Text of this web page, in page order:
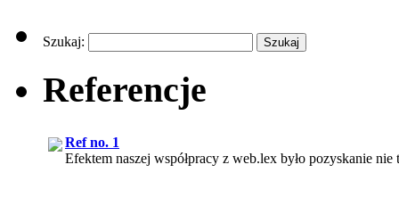
Szukaj:
Referencje
Ref no. 1
Efektem naszej współpracy z web.lex było pozyskanie